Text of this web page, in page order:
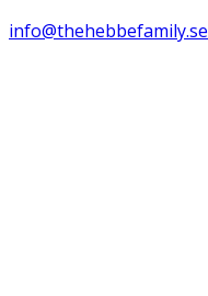
info@thehebbefamily.se